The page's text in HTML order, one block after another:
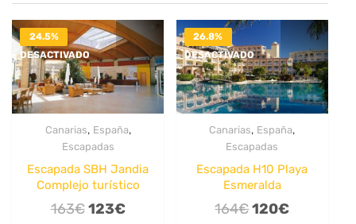
24.5%
DESACTIVADO
Canarias, España,
Escapadas
Escapada SBH Jandia
Complejo turístico
163€ El
123€El
26.8%
DESACTIVADO
Canarias, España,
Escapadas
Escapada H10 Playa
Esmeralda
164€El
120€El